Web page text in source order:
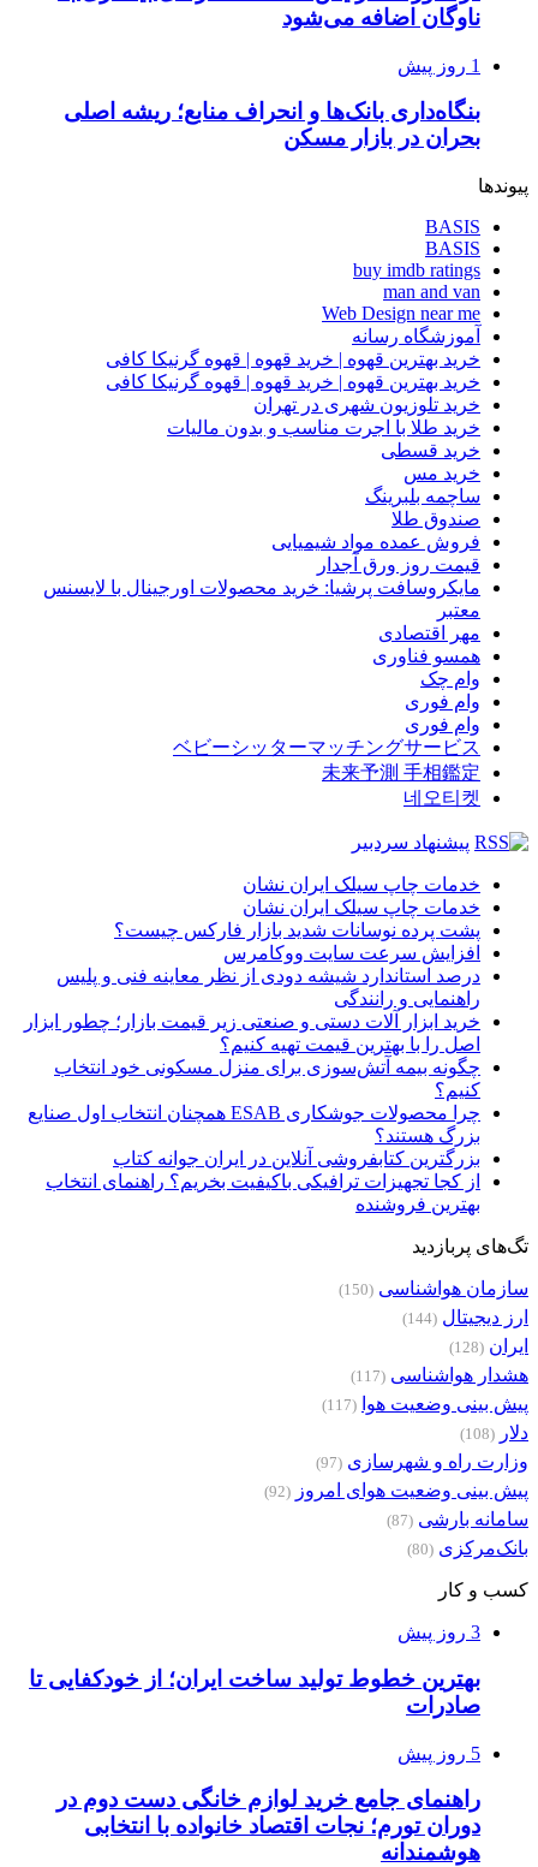
ناوگان اضافه می‌شود
1 روز پیش
بنگاه‌داری بانک‌ها و انحراف منابع؛ ریشه اصلی
بحران در بازار مسکن
پیوندها
BASIS
BASIS
buy imdb ratings
man and van
Web Design near me
آموزشگاه رسانه
خرید بهترین قهوه | خرید قهوه | قهوه گرنیکا کافی
خرید بهترین قهوه | خرید قهوه | قهوه گرنیکا کافی
خرید تلوزیون شهری در تهران
خرید طلا با اجرت مناسب و بدون مالیات
خرید قسطی
خرید مس
ساچمه بلبرینگ
صندوق طلا
فروش عمده مواد شیمیایی
قیمت روز ورق آجدار
مایکروسافت پرشیا: خرید محصولات اورجینال با لایسنس
معتبر
مهر اقتصادی
همسو فناوری
وام چک
وام فوری
وام فوری
ベビーシッターマッチングサービス
未来予測 手相鑑定
네오티켓
پیشنهاد سردبیر
خدمات چاپ سیلک ایران نشان
خدمات چاپ سیلک ایران نشان
پشت پرده نوسانات شدید بازار فارکس چیست؟
افزایش سرعت سایت ووکامرس
درصد استاندارد شیشه دودی از نظر معاینه فنی و پلیس
راهنمایی و رانندگی
خرید ابزار آلات دستی و صنعتی زیر قیمت بازار؛ چطور ابزار
اصل را با بهترین قیمت تهیه کنیم؟
چگونه بیمه آتش‌سوزی برای منزل مسکونی خود انتخاب
کنیم؟
چرا محصولات جوشکاری ESAB همچنان انتخاب اول صنایع
بزرگ هستند؟
بزرگترین کتابفروشی آنلاین در ایران جوانه کتاب
از کجا تجهیزات ترافیکی باکیفیت بخریم؟ راهنمای انتخاب
بهترین فروشنده
تگ‌های پربازدید
سازمان هواشناسی (150)
ارز دیجیتال (144)
ایران (128)
هشدار هواشناسی (117)
پیش بینی وضعیت هوا (117)
دلار (108)
وزارت راه و شهرسازی (97)
پیش بینی وضعیت هوای امروز (92)
سامانه بارشی (87)
بانک‌مرکزی (80)
کسب و کار
3 روز پیش
بهترین خطوط تولید ساخت ایران؛ از خودکفایی تا
صادرات
5 روز پیش
راهنمای جامع خرید لوازم خانگی دست دوم در
دوران تورم؛ نجات اقتصاد خانواده با انتخابی
هوشمندانه